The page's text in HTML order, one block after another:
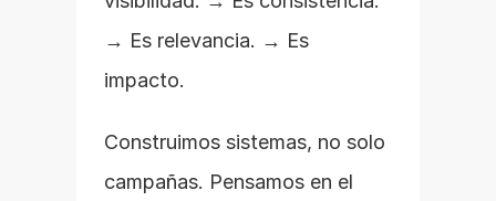
→ Es relevancia. → Es
impacto.
Construimos sistemas, no solo
campañas. Pensamos en el